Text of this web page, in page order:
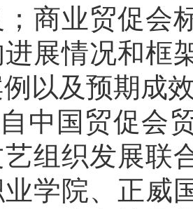
商业贸促会
展情况和框
以及预期成
中国贸促会
艺组织发展联
学院、正威